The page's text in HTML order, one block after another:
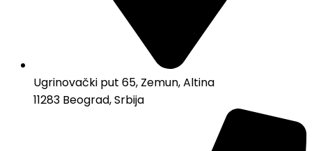
Ugrinovački put 65, Zemun, Altina
11283 Beograd, Srbija